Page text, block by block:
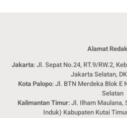
Alamat
Jakarta: Jl. Sepat No.24, RT.9/RW.2,
Jakarta Selatan,
Kota Palopo: Jl. BTN Merdeka Blok E
Selatan
Kalimantan Timur: Jl. Ilham Maulana,
Induk) Kabupaten Kutai